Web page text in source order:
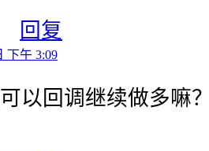
回复
下午 3:09
以回调继续做多嘛